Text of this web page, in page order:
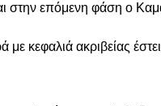
επόμενη φάση ο
κεφαλιά ακριβείας